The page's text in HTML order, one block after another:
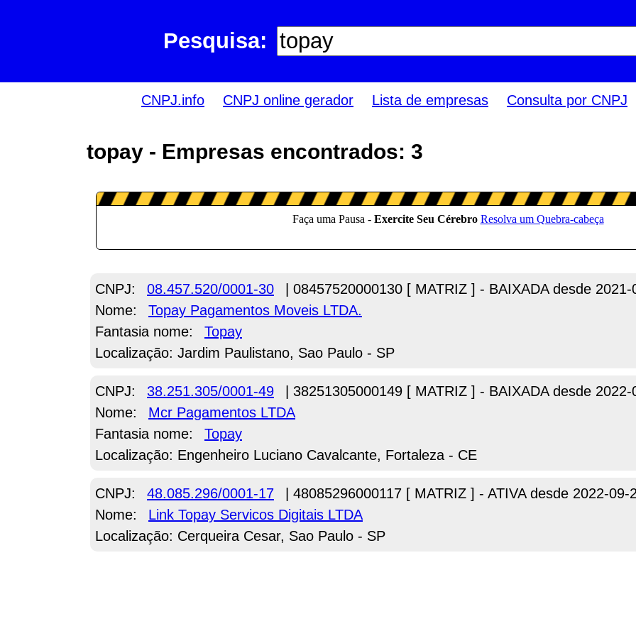
Pesquisa:
CNPJ.info CNPJ online gerador Lista de empresas Consulta por CNPJ
topay - Empresas encontrados: 3
CNPJ: 08.457.520/0001-30
| 08457520000130 [ MATRIZ ] - BAIXADA desde 2021-
Nome:
Topay Pagamentos Moveis LTDA.
Fantasia nome:
Topay
Localização: Jardim Paulistano, Sao Paulo - SP
CNPJ: 38.251.305/0001-49
| 38251305000149 [ MATRIZ ] - BAIXADA desde 2022-
Nome:
Mcr Pagamentos LTDA
Fantasia nome:
Topay
Localização: Engenheiro Luciano Cavalcante, Fortaleza - CE
CNPJ: 48.085.296/0001-17
| 48085296000117 [ MATRIZ ] - ATIVA desde 2022-09-
Nome:
Link Topay Servicos Digitais LTDA
Localização: Cerqueira Cesar, Sao Paulo - SP